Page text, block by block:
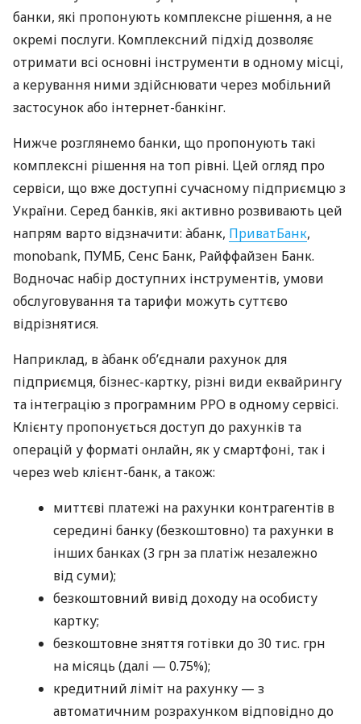
банки, які пропонують комплексне рішення, а не
окремі послуги. Комплексний підхід дозволяє
отримати всі основні інструменти в одному місці,
а керування ними здійснювати через мобільний
застосунок або інтернет-банкінг.
Нижче розглянемо банки, що пропонують такі
комплексні рішення на топ рівні. Цей огляд про
сервіси, що вже доступні сучасному підприємцю з
України. Серед банків, які активно розвивають цей
напрям варто відзначити: àбанк, ПриватБанк,
monobank, ПУМБ, Сенс Банк, Райффайзен Банк.
Водночас набір доступних інструментів, умови
обслуговування та тарифи можуть суттєво
відрізнятися.
Наприклад, в àбанк об’єднали рахунок для
підприємця, бізнес-картку, різні види еквайрингу
та інтеграцію з програмним РРО в одному сервісі.
Клієнту пропонується доступ до рахунків та
операцій у форматі онлайн, як у смартфоні, так і
через web клієнт-банк, а також:
миттєві платежі на рахунки контрагентів в
середині банку (безкоштовно) та рахунки в
інших банках (3 грн за платіж незалежно
від суми);
безкоштовний вивід доходу на особисту
картку;
безкоштовне зняття готівки до 30 тис. грн
на місяць (далі — 0.75%);
кредитний ліміт на рахунку — з
автоматичним розрахунком відповідно до